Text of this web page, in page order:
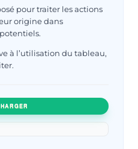
pour traiter les actions
origine dans
à l’utilisation du tableau,